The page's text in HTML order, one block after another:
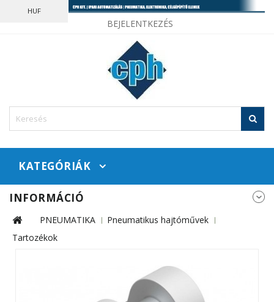
BEJELENTKEZÉS
HUF
KATEGÓRIÁK
INFORMÁCIÓ
PNEUMATIKA
Pneumatikus hajtóművek
Tartozékok